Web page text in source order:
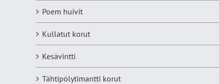
Poem huivit
Kullatut korut
Kesävintti
Tähtipölytimantti korut